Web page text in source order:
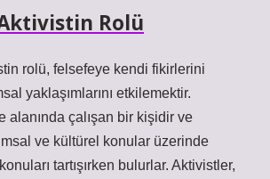
Rolü
rolü, felsefeye kendi fikirlerini
yaklaşımlarını etkilemektir.
alanında çalışan bir kişidir ve
ve kültürel konular üzerinde
tartışırken bulurlar. Aktivistler,